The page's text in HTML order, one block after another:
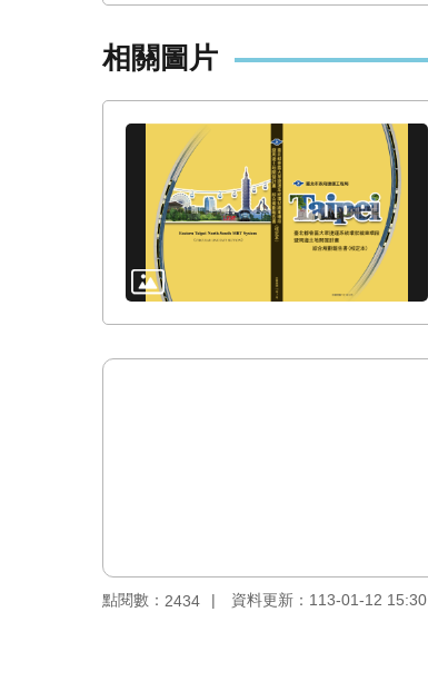
相關圖片
點閱數： 2434 資料更新：113-01-12 15:30